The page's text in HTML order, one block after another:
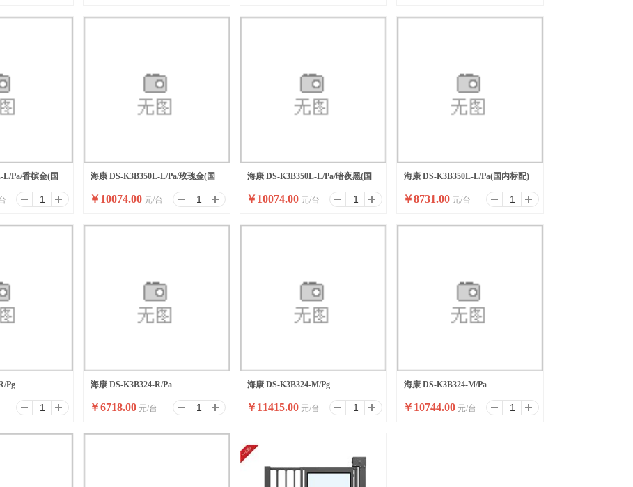
L/Pa/香槟金(国 海康 DS-K3B350L-L/Pa/玫瑰金(国
内标配)
￥10074.00 元/台
海康 DS-K3B350L-L/Pa/暗夜黑(国
内标配)
￥10074.00 元/台
海康 DS-K3B350L-L/Pa(国内标配)
￥8731.00 元/台
Pg 海康 DS-K3B324-R/Pa
￥6718.00 元/台
海康 DS-K3B324-M/Pg
￥11415.00 元/台
海康 DS-K3B324-M/Pa
￥10744.00 元/台